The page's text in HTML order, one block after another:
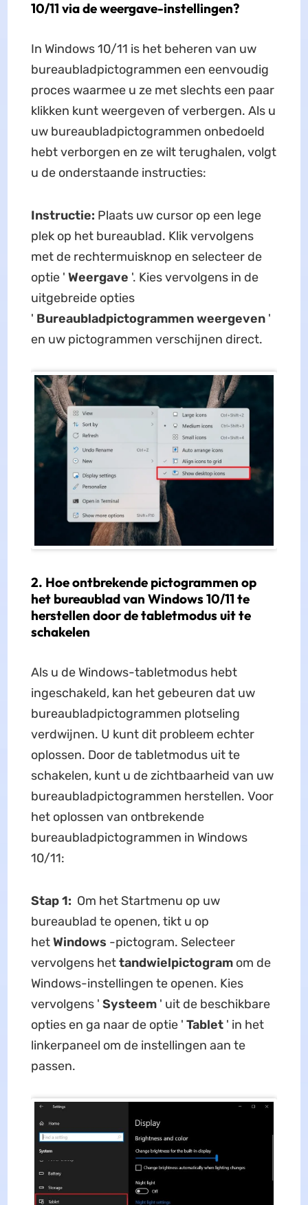
10/11 via de weergave-instellingen?
In Windows 10/11 is het beheren van uw
bureaubladpictogrammen een eenvoudig
proces waarmee u ze met slechts een paar
klikken kunt weergeven of verbergen. Als u
uw bureaubladpictogrammen onbedoeld
hebt verborgen en ze wilt terughalen, volgt
u de onderstaande instructies:
Instructie: Plaats uw cursor op een lege
plek op het bureaublad. Klik vervolgens
met de rechtermuisknop en selecteer de
optie ' Weergave '. Kies vervolgens in de
uitgebreide opties
' Bureaubladpictogrammen weergeven'
en uw pictogrammen verschijnen direct.
2. Hoe ontbrekende pictogrammen op
het bureaublad van Windows 10/11 te
herstellen door de tabletmodus uit te
schakelen
Als u de Windows-tabletmodus hebt
ingeschakeld, kan het gebeuren dat uw
bureaubladpictogrammen plotseling
verdwijnen. U kunt dit probleem echter
oplossen. Door de tabletmodus uit te
schakelen, kunt u de zichtbaarheid van uw
bureaubladpictogrammen herstellen. Voor
het oplossen van ontbrekende
bureaubladpictogrammen in Windows
10/11:
Stap 1: Om het Startmenu op uw
bureaublad te openen, tikt u op
hetWindows -pictogram. Selecteer
vervolgens hettandwielpictogramom de
Windows-instellingen te openen. Kies
vervolgens ' Systeem' uit de beschikbare
opties en ga naar de optie ' Tablet' in het
linkerpaneel om de instellingen aan te
passen.